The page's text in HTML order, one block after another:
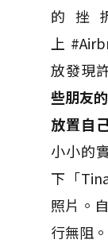
的挫
上
放發現
些朋友
放置自
小小的
下「
照片。
行無阻。